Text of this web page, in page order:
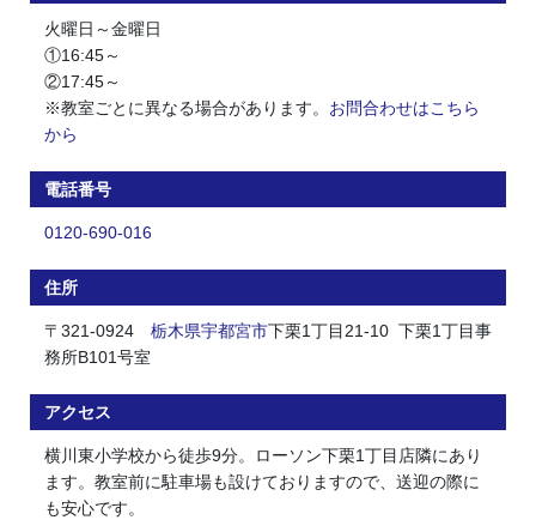
火曜日～金曜日
①16:45～
②17:45～
※教室ごとに異なる場合があります。 お問合わせはこちら
から
電話番号
0120-690-016
住所
〒321-0924 栃木県宇都宮市下栗1丁目21-10 下栗1丁目事
務所B101号室
アクセス
横川東小学校から徒歩9分。ローソン下栗1丁目店隣にあり
ます。教室前に駐車場も設けておりますので、送迎の際に
も安心です。